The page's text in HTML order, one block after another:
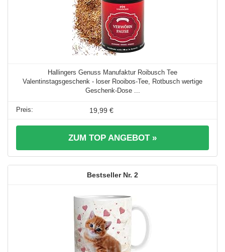
Hallingers Genuss Manufaktur Roibusch Tee
Valentinstagsgeschenk - loser Rooibos-Tee, Rotbusch wertige
Geschenk-Dose ...
19,99 €
ZUM TOP ANGEBOT »
2